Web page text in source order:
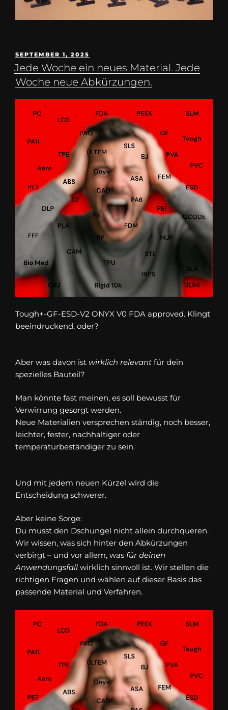
SEPTEMBER 1, 2025
Jede Woche ein neues Material. Jede
Woche neue Abkürzungen.
Tough+-GF-ESD-V2 ONYX V0 FDA approved. Klingt
beeindruckend, oder?
Aber was davon ist wirklich relevant für dein
spezielles Bauteil?
Man könnte fast meinen, es soll bewusst für
Verwirrung gesorgt werden.
Neue Materialien versprechen ständig, noch besser,
leichter, fester, nachhaltiger oder
temperaturbeständiger zu sein.
Und mit jedem neuen Kürzel wird die
Entscheidung schwerer.
Aber keine Sorge:
Du musst den Dschungel nicht allein durchqueren.
Wir wissen, was sich hinter den Abkürzungen
verbirgt – und vor allem, was für deinen
Anwendungsfall wirklich sinnvoll ist. Wir stellen die
richtigen Fragen und wählen auf dieser Basis das
passende Material und Verfahren.